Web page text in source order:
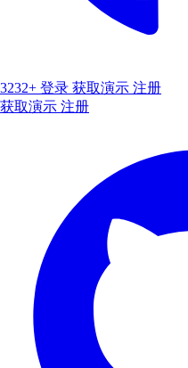
3232+ 登录 获取演示 注册
获取演示 注册